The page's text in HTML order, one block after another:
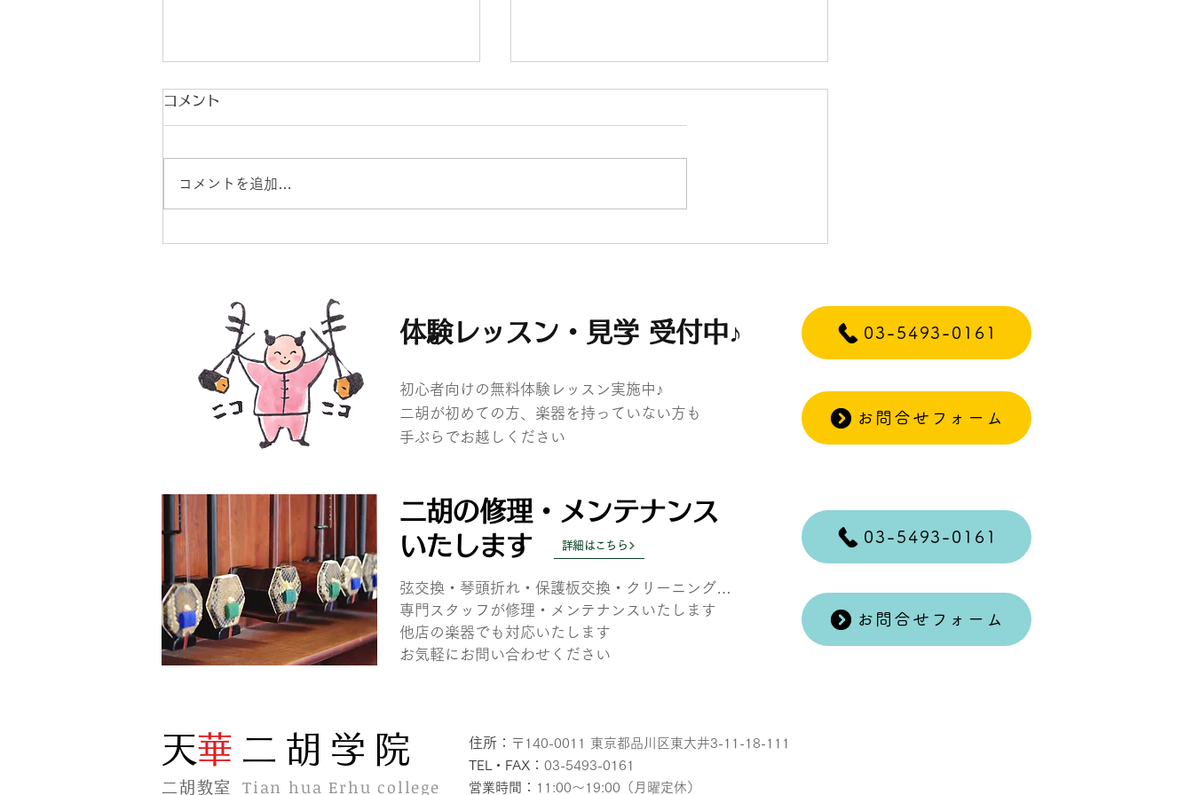
ン＆楊擎宇 二胡デュオコンサート
コメント
コメントを追加…
体験レッスン・見学 受付中♪
初心者向けの無料体験レッスン実施中♪
二胡が初めての方、楽器を持っていない方も
​手ぶらでお越しください
お問合せフォーム
03-5493-0161
二胡の修理・メンテナンス
いたします
弦交換・琴頭折れ・保護板交換・クリーニング…
専門スタッフが修理・メンテナンスいたします
他店の楽器でも対応いたします
お気軽にお問い合わせください
03-5493-0161
お問合せフォーム
詳細はこちら
​天華 二胡学院
Tian hua Erhu college
二胡教室
住所： 〒140-0011 東京都品川区東大井3-11-18-111
TEL・FAX ： 03-5493-0161
営業時間 ： 11:00〜19:00（月曜定休）